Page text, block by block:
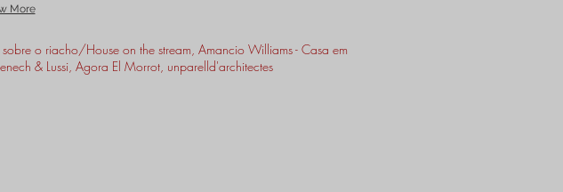
More
o riacho/House on the stream, Amancio Williams - Casa em
& Lussi, Agora El Morrot, unparelld'architectes